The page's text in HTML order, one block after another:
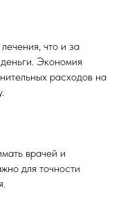
что и за
Экономия
расходов на
врачей и
для точности